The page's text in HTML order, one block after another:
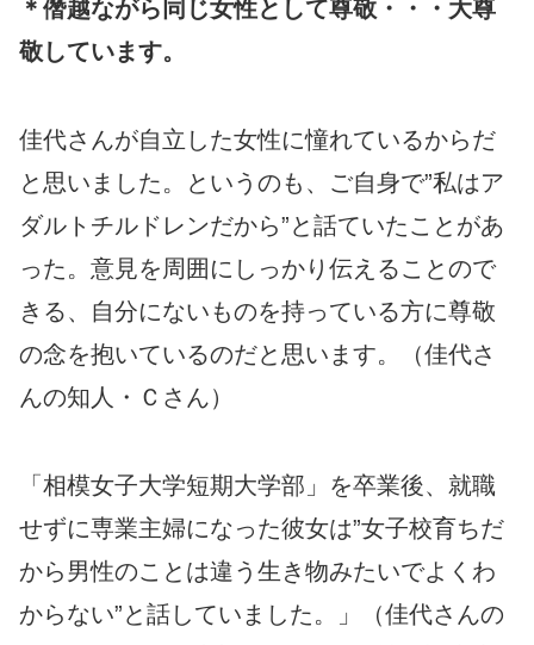
＊僭越ながら同じ女性として尊敬・・・大尊
敬しています。
佳代さんが自立した女性に憧れているからだ
と思いました。というのも、ご自身で”私はア
ダルトチルドレンだから”と話ていたことがあ
った。意見を周囲にしっかり伝えることので
きる、自分にないものを持っている方に尊敬
の念を抱いているのだと思います。（佳代さ
んの知人・Ｃさん）
「相模女子大学短期大学部」を卒業後、就職
せずに専業主婦になった彼女は”女子校育ちだ
から男性のことは違う生き物みたいでよくわ
からない”と話していました。」（佳代さんの